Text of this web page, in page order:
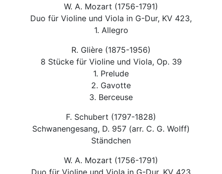
W. A. Mozart (1756-1791)
Duo für Violine und Viola in G-Dur, KV 423,
1. Allegro
R. Glière (1875-1956)
8 Stücke für Violine und Viola, Op. 39
1. Prelude
2. Gavotte
3. Berceuse
F. Schubert (1797-1828)
Schwanengesang, D. 957 (arr. C. G. Wolff)
Ständchen
W. A. Mozart (1756-1791)